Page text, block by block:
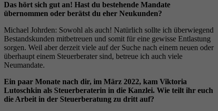
Das hört sich gut an! Hast du bestehende Mandate
übernommen oder berätst du eher Neukunden?
Michael Johrden: Sowohl als auch! Natürlich sollte ich überwiegend
Bestandskunden mitbetreuen und somit für eine gewisse Entlastung
sorgen. Weil aber derzeit viele auf der Suche nach einem neuen oder
überhaupt einem Steuerberater sind, betreue ich auch viele
Neumandate.
Ein paar Monate nach dir, im März 2022, kam Viktoria
Lutoschkin als Steuerberaterin in die Kanzlei. Wie teilt ihr euch
die Arbeit in der Steuerberatung zu dritt auf?